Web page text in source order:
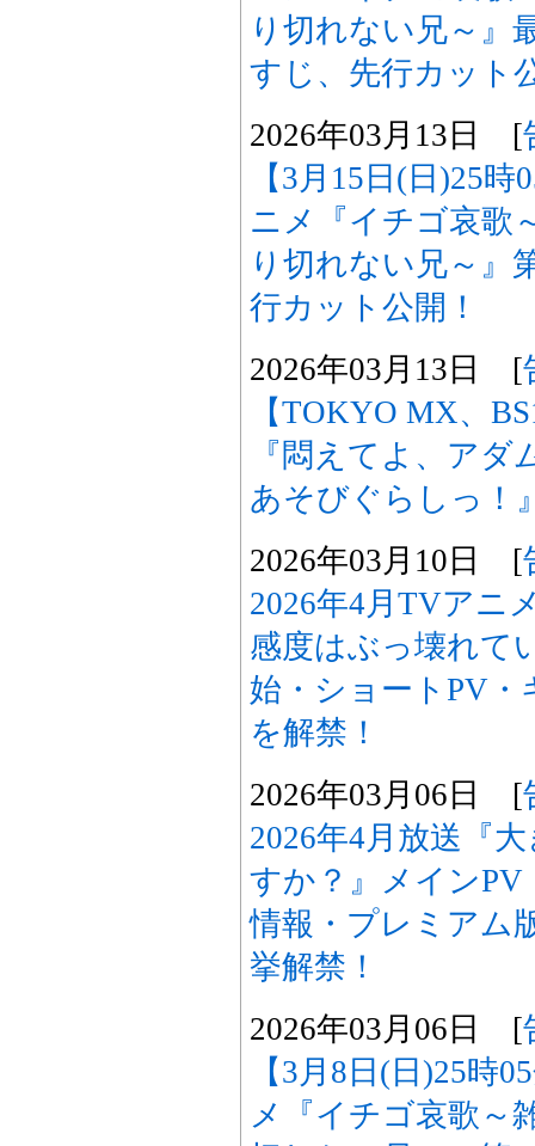
り切れない兄～
すじ、先行カット
2026年03月13日 [
【3月15日(日)25
ニメ『イチゴ哀歌
り切れない兄～
行カット公開！
2026年03月13日 [
【TOKYO MX、
『悶えてよ、アダ
あそびぐらしっ！
2026年03月10日 [
2026年4月TVアニ
感度はぶっ壊れて
始・ショートPV
を解禁！
2026年03月06日 [
2026年4月放送『
すか？』メインPV
情報・プレミアム
挙解禁！
2026年03月06日 [
【3月8日(日)25時
メ『イチゴ哀歌～